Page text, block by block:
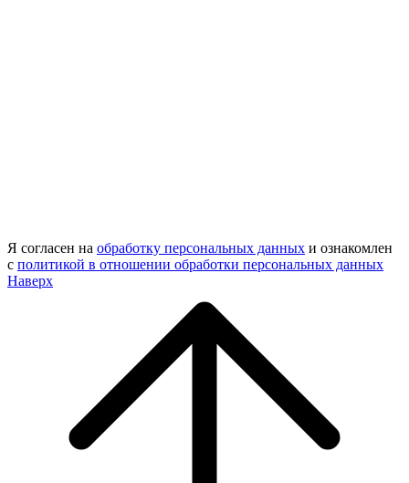
Я согласен на обработку персональных данных и ознакомлен
с политикой в отношении обработки персональных данных
Наверх